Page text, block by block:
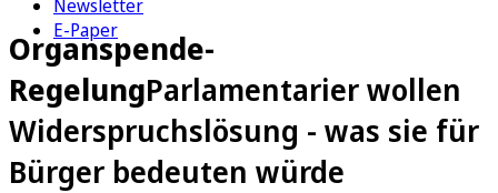
Newsletter
E-Paper
Organspende-
RegelungParlamentarier wollen
Widerspruchslösung - was sie für
Bürger bedeuten würde